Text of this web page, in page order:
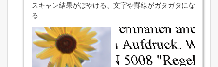
スキャン結果がぼやける、文字や罫線がガタガタにな
る